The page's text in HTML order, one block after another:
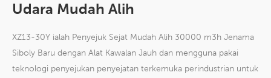
Udara Mudah Alih
XZ13-30Y ialah Penyejuk Sejat Mudah Alih 30000 m3h Jenama
Siboly Baru dengan Alat Kawalan Jauh dan mengguna pakai
teknologi penyejukan penyejatan terkemuka perindustrian untuk